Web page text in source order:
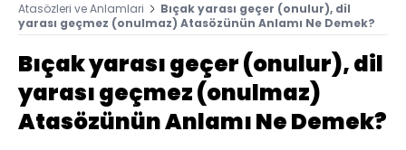
Atasözleri ve Anlamlari
Bıçak yarası geçer (onulur), dil
yarası geçmez (onulmaz) Atasözünün Anlamı Ne Demek?
Bıçak yarası geçer (onulur), dil
yarası geçmez (onulmaz)
Atasözünün Anlamı Ne Demek?